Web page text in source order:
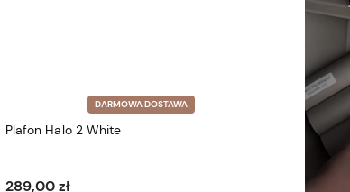
DARMOWA DOSTAWA
Plafon Halo 2 White
289,00 zł